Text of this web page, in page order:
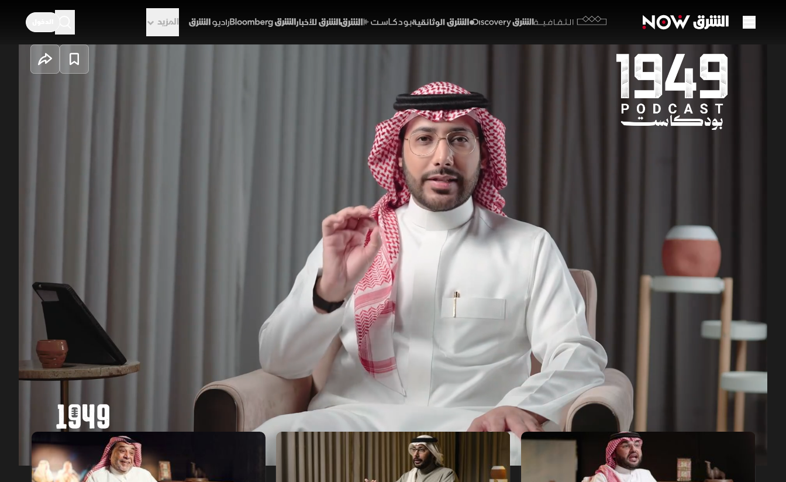
الثقافية
المزيد
00:12/28:11
الشعوب؟
الحلقة 14
تعد القصص الشعبية أداة نفسية ومجتمعية هامة لتجاوز الأزمات واستلهام العبر، وتتميز الثقافة العربية
بموروث حكائي ثري يرسخ مكارم الأخلاق كالكرم والشجاعة. وتتكامل الأدوار بين المؤرخ الذي يدون التاريخ
والراوي الذي يحييه بموهبته، ما يجعل أرشفة هذا التراث وتدوينه مسؤولية وطنية لكونه المرآة التي تعكس
تطور المجتمع وقيمه.
حلقات الموسم 3